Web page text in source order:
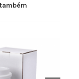
Antibacteriano